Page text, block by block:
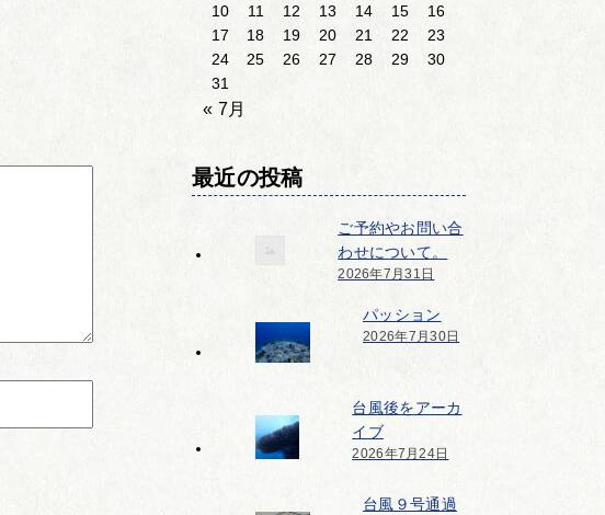
10
11 12 13 14 15
16
17
18 19 20 21 22
23
24
25 26 27 28 29
30
31
« 7月
最近の投稿
ご予約やお問い合
わせについて。
2026年7月31日
パッション
2026年7月30日
台風後をアーカ
イブ
2026年7月24日
台風９号通過